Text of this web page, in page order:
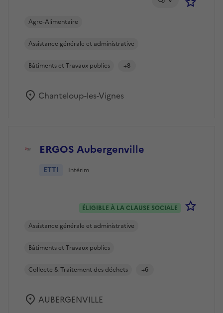
Agro-Alimentaire
Assistance générale et administrative
Bâtiments et Travaux publics +8
Chanteloup-les-Vignes
ERGOS Aubergenville
ETTI Intérim
ÉLIGIBLE À LA CLAUSE SOCIALE
Assistance générale et administrative
Bâtiments et Travaux publics
Collecte & Traitement des déchets +6
AUBERGENVILLE